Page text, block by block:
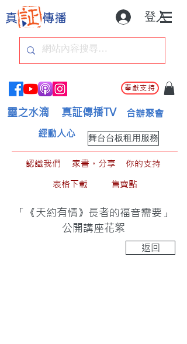
登入
奉獻支持
靈之水滴 真証傳播TV 合辦聚會
舞台台板租用服務
經動人心
認識我們 家書。分享
你的支持
表格下載
售賣點
「《天約有情》長者的福音需要」
公開講座花絮
返回